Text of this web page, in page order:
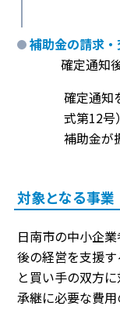
補助金の請求
確定通知
確定通知
式第12号
補助金が
対象となる事業
日南市の中小企
後の経営を支援
と買い手の双方
承継に必要な費用